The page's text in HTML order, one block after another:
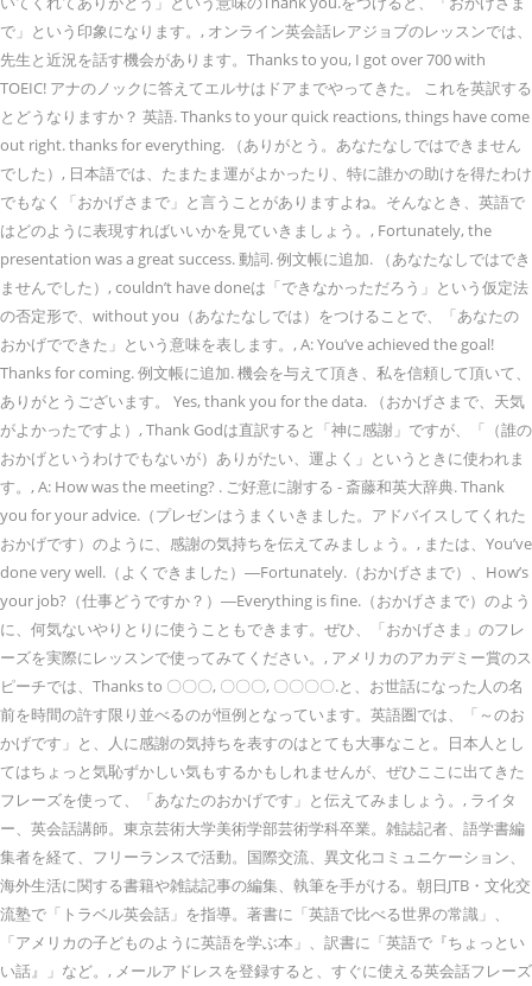
で」という印象になります。, オンライン英会話レアジョブのレッスンでは、
先生と近況を話す機会があります。Thanks to you, I got over 700 with
TOEIC! アナのノックに答えてエルサはドアまでやってきた。 これを英訳する
とどうなりますか？ 英語. Thanks to your quick reactions, things have come
out right. thanks for everything. （ありがとう。あなたなしではできません
でした）, 日本語では、たまたま運がよかったり、特に誰かの助けを得たわけ
でもなく「おかげさまで」と言うことがありますよね。そんなとき、英語で
はどのように表現すればいいかを見ていきましょう。, Fortunately, the
presentation was a great success. 動詞. 例文帳に追加. （あなたなしではでき
ませんでした）, couldn’t have doneは「できなかっただろう」という仮定法
の否定形で、without you（あなたなしでは）をつけることで、「あなたの
おかげでできた」という意味を表します。, A: You’ve achieved the goal!
Thanks for coming. 例文帳に追加. 機会を与えて頂き、私を信頼して頂いて、
ありがとうございます。 Yes, thank you for the data. （おかげさまで、天気
がよかったですよ）, Thank Godは直訳すると「神に感謝」ですが、「（誰の
おかげというわけでもないが）ありがたい、運よく」というときに使われま
す。, A: How was the meeting? . ご好意に謝する - 斎藤和英大辞典. Thank
you for your advice.（プレゼンはうまくいきました。アドバイスしてくれた
おかげです）のように、感謝の気持ちを伝えてみましょう。, または、You’ve
done very well.（よくできました）―Fortunately.（おかげさまで）、How’s
your job?（仕事どうですか？）―Everything is fine.（おかげさまで）のよう
に、何気ないやりとりに使うこともできます。ぜひ、「おかげさま」のフレ
ーズを実際にレッスンで使ってみてください。, アメリカのアカデミー賞のス
ピーチでは、Thanks to 〇〇〇, 〇〇〇, 〇〇〇〇.と、お世話になった人の名
前を時間の許す限り並べるのが恒例となっています。英語圏では、「～のお
かげです」と、人に感謝の気持ちを表すのはとても大事なこと。日本人とし
てはちょっと気恥ずかしい気もするかもしれませんが、ぜひここに出てきた
フレーズを使って、「あなたのおかげです」と伝えてみましょう。, ライタ
ー、英会話講師。東京芸術大学美術学部芸術学科卒業。雑誌記者、語学書編
集者を経て、フリーランスで活動。国際交流、異文化コミュニケーション、
海外生活に関する書籍や雑誌記事の編集、執筆を手がける。朝日JTB・文化交
流塾で「トラベル英会話」を指導。著書に「英語で比べる世界の常識」、
「アメリカの子どものように英語を学ぶ本」、訳書に「英語で『ちょっとい
い話』」など。, メールアドレスを登録すると、すぐに使える英会話フレーズ